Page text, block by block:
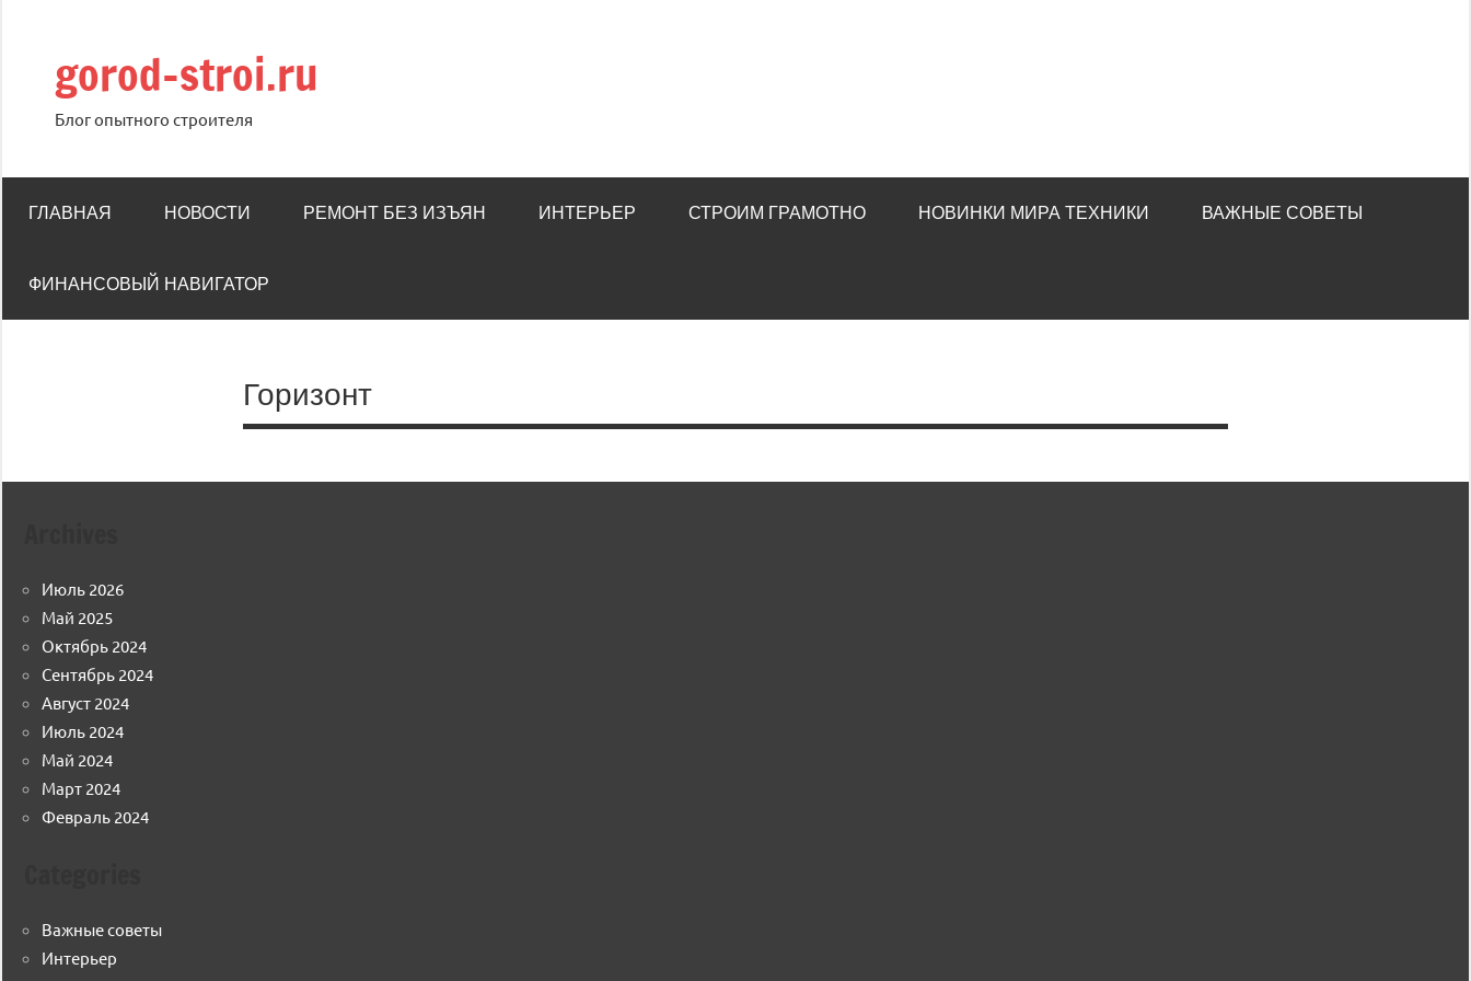
содержимому
gorod-stroi.ru
Блог опытного строителя
ГЛАВНАЯ НОВОСТИ РЕМОНТ БЕЗ ИЗЪЯН ИНТЕРЬЕР СТРОИМ ГРАМОТНО НОВИНКИ МИРА ТЕХНИКИ ВАЖНЫЕ СОВЕТЫ
ФИНАНСОВЫЙ НАВИГАТОР
Горизонт
Июль 2026
Май 2025
Октябрь 2024
Сентябрь 2024
Август 2024
Июль 2024
Май 2024
Март 2024
Февраль 2024
Важные советы
Интерьер